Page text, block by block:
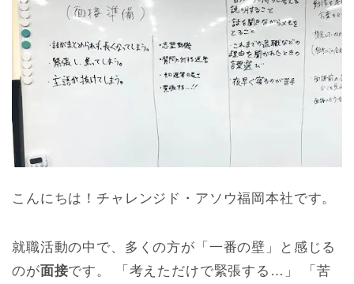
こんにちは！チャレンジド・アソウ福岡本社です。
就職活動の中で、多くの方が「一番の壁」と感じる
のが面接です。 「考えただけで緊張する…」 「苦